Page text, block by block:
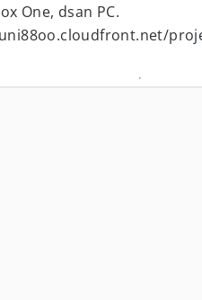
One, dsan PC.